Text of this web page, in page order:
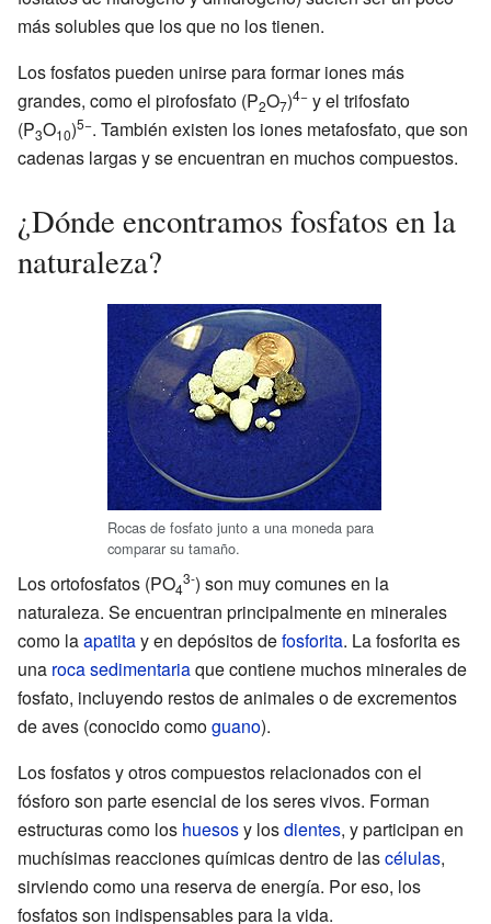
más solubles que los que no los tienen.
Los fosfatos pueden unirse para formar iones más
grandes, como el pirofosfato (P2O7)4− y el trifosfato
(P3O10)5−. También existen los iones metafosfato, que son
cadenas largas y se encuentran en muchos compuestos.
¿Dónde encontramos fosfatos en la
naturaleza?
Rocas de fosfato junto a una moneda para
comparar su tamaño.
Los ortofosfatos (PO4
3-) son muy comunes en la
naturaleza. Se encuentran principalmente en minerales
como laapatitay en depósitos defosforita. La fosforita es
una roca sedimentariaque contiene muchos minerales de
fosfato, incluyendo restos de animales o de excrementos
de aves (conocido comoguano).
Los fosfatos y otros compuestos relacionados con el
fósforo son parte esencial de los seres vivos. Forman
estructuras como los huesosy losdientes, y participan en
muchísimas reacciones químicas dentro de lascélulas,
sirviendo como una reserva de energía. Por eso, los
fosfatos son indispensables para la vida.